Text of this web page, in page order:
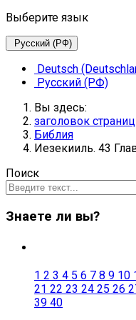
Выберите язык
Русский (РФ)
Deutsch
Русский (РФ)
Вы здесь:
заголовок
Библия
Иезекииль. 43
Поиск
Знаете ли вы?
1 2 3 4 5 6 7 8 9 10
21 22 23 24 25 26
39 40